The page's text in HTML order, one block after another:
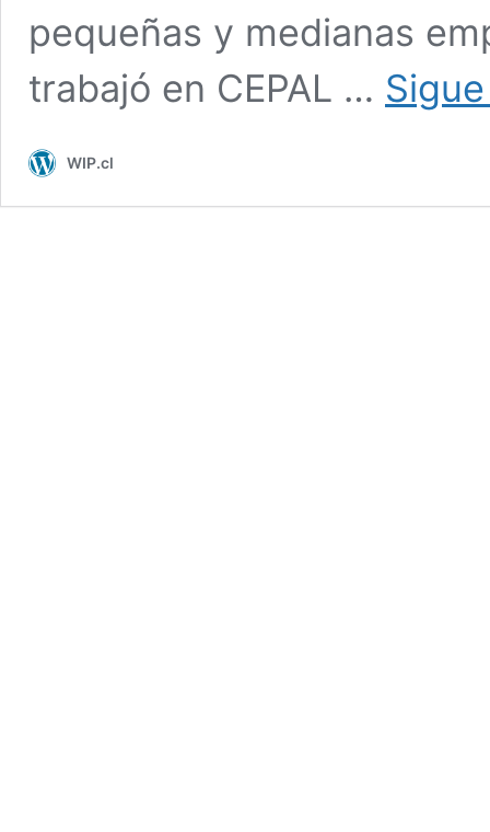
pequeñas y medianas
trabajó en CEPAL …
WIP.cl